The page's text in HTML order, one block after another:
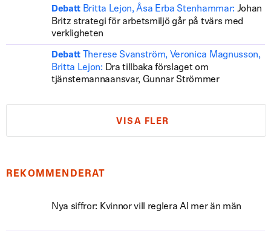
Debatt Britta Lejon, Åsa Erba Stenhammar: Johan
Britz strategi för arbetsmiljö går på tvärs med
verkligheten
Debatt
Therese Svanström, Veronica Magnusson,
Britta Lejon: Dra tillbaka förslaget om
tjänstemannaansvar, Gunnar Strömmer
VISA FLER
REKOMMENDERAT
Nya siffror: Kvinnor vill reglera AI mer än män